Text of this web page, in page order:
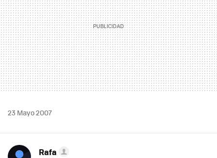
23 Mayo 2007
Rafa